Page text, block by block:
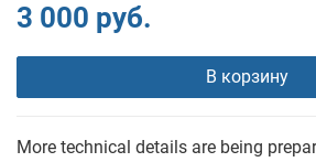
3 000 руб.
В корзину
More technical details are being